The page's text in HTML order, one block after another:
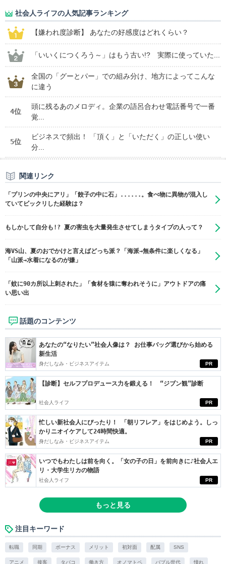
社会人ライフの人気記事ランキング
【嫌われ度診断】 あなたの好感度はどれくらい？
「いいくにつくろう～」はもう古い!? 実際に使っていた...
全国の「グーとパー」での組み分け、地方によってこんな
に違う
4位
頭に残るあのメロディ。企業の語呂合わせ電話番号で一番
覚...
5位
ビジネスで頻出！ 「頂く」と「いただく」の正しい使い
分...
関連リンク
「プリンの中央にアリ」「餃子の中に石」......。食べ物に異物が混入し
ていてビックリした経験は？
もしかして自分も!? 夏の害虫を大量発生させてしまうタイプの人って？
海VS山、夏のおでかけと言えばどっち派？「海派→無条件に楽しくなる」
「山派→水着になるのが嫌」
「蚊に90カ所以上刺された」「食材を猿に奪われそうに」アウトドアの痛
い思い出
話題のコンテンツ
PR
あなたの“なりたい”社会人像は？ お仕事バッグ選びから始める
新生活
身だしなみ・ビジネスアイテム
PR
【診断】セルフプロデュース力を鍛える！ “ジブン観”診断
社会人ライフ
PR
忙しい新社会人にぴったり！ 「朝リフレア」をはじめよう。しっ
かりニオイケアして24時間快適。
身だしなみ・ビジネスアイテム
PR
いつでもわたしは前を向く。「女の子の日」を前向きに♪社会人エ
リ・大学生リカの物語
社会人ライフ
もっと見る
注目キーワード
転職 同期 ボーナス メリット 初対面 配属 SNS
アニメ 接客 タバコ 働き方 オノマトペ バブル世代 憧れ